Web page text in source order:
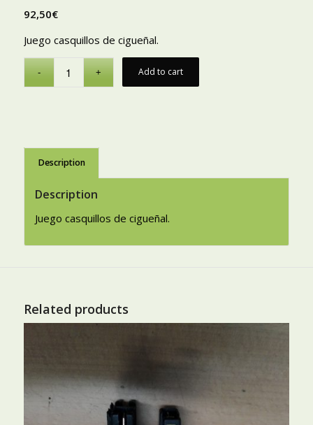
92,50€
Juego casquillos de cigueñal.
Add to cart
Description
Description
Juego casquillos de cigueñal.
Related products